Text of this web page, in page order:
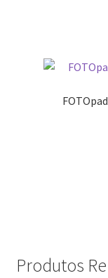
Produtos